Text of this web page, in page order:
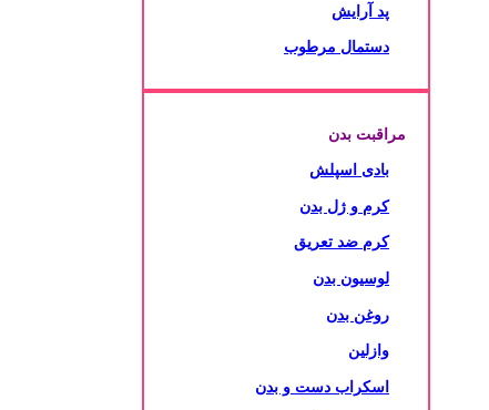
پد آرایش
دستمال مرطوب
مراقبت بدن
بادی اسپلش
کرم و ژل بدن
کرم ضد تعریق
لوسیون بدن
روغن بدن
وازلین
اسکراب دست و بدن